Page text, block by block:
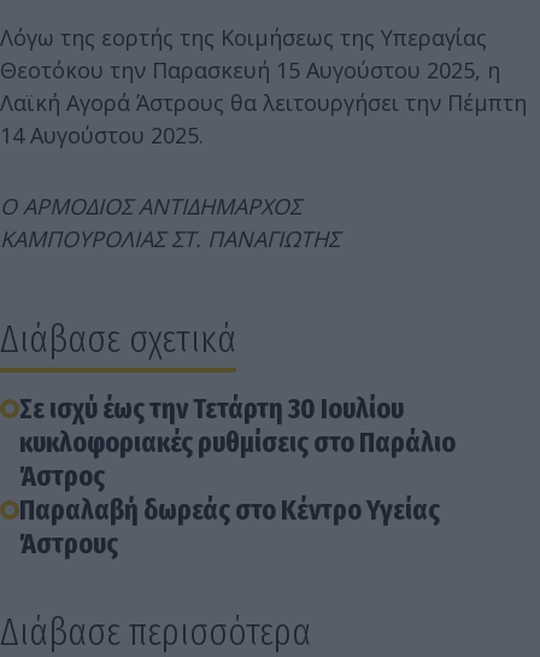
Λόγω της εορτής της Κοιμήσεως της Υπεραγίας
Θεοτόκου την Παρασκευή 15 Αυγούστου 2025, η
Λαϊκή Αγορά Άστρους θα λειτουργήσει την Πέμπτη
14 Αυγούστου 2025.
Ο ΑΡΜΟΔΙΟΣ ΑΝΤΙΔΗΜΑΡΧΟΣ
ΚΑΜΠΟΥΡΟΛΙΑΣ ΣΤ. ΠΑΝΑΓΙΩΤΗΣ
Διάβασε σχετικά
Σε ισχύ έως την Τετάρτη 30 Ιουλίου
κυκλοφοριακές ρυθμίσεις στο Παράλιο
Άστρος
Παραλαβή δωρεάς στο Κέντρο Υγείας
Άστρους
Διάβασε περισσότερα